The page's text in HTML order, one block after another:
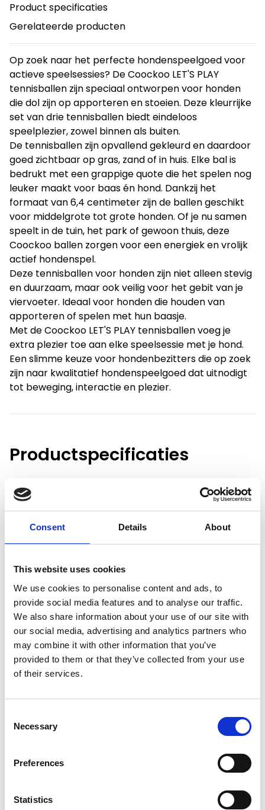
Consent Details About
This website uses cookies
We use cookies to personalise content and ads, to
provide social media features and to analyse our traffic.
We also share information about your use of our site with
our social media, advertising and analytics partners who
may combine it with other information that you’ve
provided to them or that they’ve collected from your use
of their services.
Selection
Necessary
Preferences
Statistics
Product specificaties
Gerelateerde producten
Op zoek naar het perfecte hondenspeelgoed voor
actieve speelsessies? De Coockoo LET'S PLAY
tennisballen zijn speciaal ontworpen voor honden
die dol zijn op apporteren en stoeien. Deze kleurrijke
set van drie tennisballen biedt eindeloos
speelplezier, zowel binnen als buiten.
De tennisballen zijn opvallend gekleurd en daardoor
goed zichtbaar op gras, zand of in huis. Elke bal is
bedrukt met een grappige quote die het spelen nog
leuker maakt voor baas én hond. Dankzij het
formaat van 6,4 centimeter zijn de ballen geschikt
voor middelgrote tot grote honden. Of je nu samen
speelt in de tuin, het park of gewoon thuis, deze
Coockoo ballen zorgen voor een energiek en vrolijk
actief hondenspel.
Deze tennisballen voor honden zijn niet alleen stevig
en duurzaam, maar ook veilig voor het gebit van je
viervoeter. Ideaal voor honden die houden van
apporteren of spelen met hun baasje.
Met de Coockoo LET'S PLAY tennisballen voeg je
extra plezier toe aan elke speelsessie met je hond.
Een slimme keuze voor hondenbezitters die op zoek
zijn naar kwalitatief hondenspeelgoed dat uitnodigt
tot beweging, interactie en plezier.
Productspecificaties
Voorraad
EAN
4047059485248
Merk: Duvo+
Duvo+ Tennisbal set van 3
€3,99
Op voorraad
Voor 15.00 uur besteld dezelfde werkdag
Gratis verzending vanaf €50,-
Verzending €7,95 België